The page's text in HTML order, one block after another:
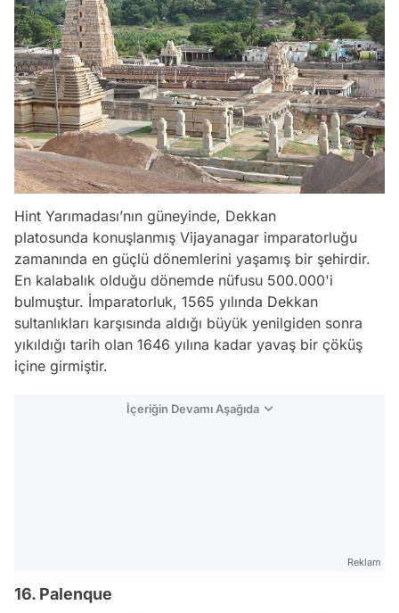
Hint Yarımadası’nın güneyinde, Dekkan
platosunda konuşlanmış Vijayanagar imparatorluğu
zamanında en güçlü dönemlerini yaşamış bir şehirdir.
En kalabalık olduğu dönemde nüfusu 500.000'i
bulmuştur. İmparatorluk, 1565 yılında Dekkan
sultanlıkları karşısında aldığı büyük yenilgiden sonra
yıkıldığı tarih olan 1646 yılına kadar yavaş bir çöküş
içine girmiştir.
İçeriğin Devamı Aşağıda
Reklam
16. Palenque